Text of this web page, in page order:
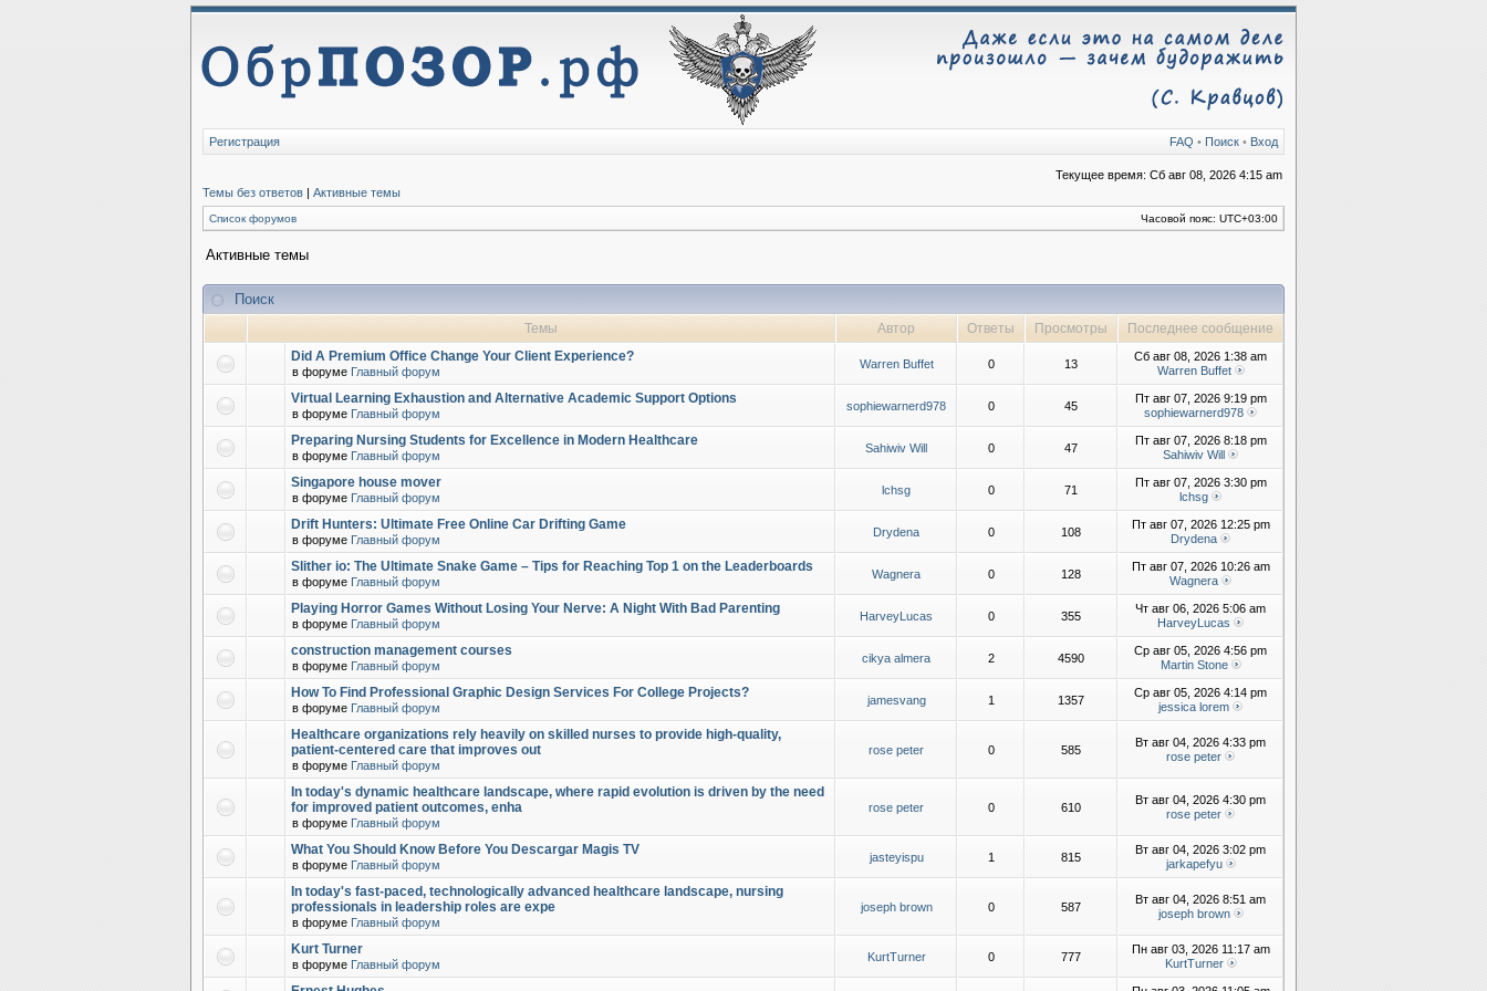
FAQ • Поиск • Вход
Регистрация
Текущее время: Сб авг 08, 2026 4:15 am
Темы без ответов | Активные темы
Список форумов Часовой пояс: UTC+03:00
Активные темы
Поиск
Темы Автор Ответы Просмотры
Последнее сообщение
Did A Premium Office Change Your Client Experience?
в форуме Главный форум
Warren Buffet 0 13
Сб авг 08, 2026 1:38 am
Warren Buffet
Virtual Learning Exhaustion and Alternative Academic Support Options
в форуме Главный форум
sophiewarnerd978 0 45
Пт авг 07, 2026 9:19 pm
sophiewarnerd978
Preparing Nursing Students for Excellence in Modern Healthcare
в форуме Главный форум
Sahiwiv Will 0 47
Пт авг 07, 2026 8:18 pm
Sahiwiv Will
Singapore house mover
в форуме Главный форум
lchsg 0 71
Пт авг 07, 2026 3:30 pm
lchsg
Drift Hunters: Ultimate Free Online Car Drifting Game
в форуме Главный форум
Drydena 0 108
Пт авг 07, 2026 12:25 pm
Drydena
Slither io: The Ultimate Snake Game – Tips for Reaching Top 1 on the Leaderboards
в форуме Главный форум
Wagnera 0 128
Пт авг 07, 2026 10:26 am
Wagnera
Playing Horror Games Without Losing Your Nerve: A Night With Bad Parenting
в форуме Главный форум
HarveyLucas 0 355
Чт авг 06, 2026 5:06 am
HarveyLucas
construction management courses
в форуме Главный форум
cikya almera 2 4590
Ср авг 05, 2026 4:56 pm
Martin Stone
How To Find Professional Graphic Design Services For College Projects?
в форуме Главный форум
jamesvang 1 1357
Ср авг 05, 2026 4:14 pm
jessica lorem
Healthcare organizations rely heavily on skilled nurses to provide high-quality,
patient-centered care that improves out
в форуме Главный форум
rose peter 0 585
Вт авг 04, 2026 4:33 pm
rose peter
In today's dynamic healthcare landscape, where rapid evolution is driven by the need
for improved patient outcomes, enha
в форуме Главный форум
rose peter 0 610
Вт авг 04, 2026 4:30 pm
rose peter
What You Should Know Before You Descargar Magis TV
в форуме Главный форум
jasteyispu 1 815
Вт авг 04, 2026 3:02 pm
jarkapefyu
In today's fast-paced, technologically advanced healthcare landscape, nursing
professionals in leadership roles are expe
в форуме Главный форум
joseph brown 0 587
Вт авг 04, 2026 8:51 am
joseph brown
Kurt Turner
в форуме Главный форум
KurtTurner 0 777
Пн авг 03, 2026 11:17 am
KurtTurner